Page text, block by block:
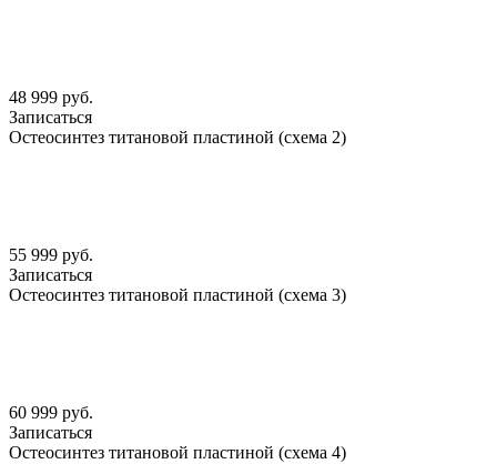
48 999 руб.
Записаться
Остеосинтез титановой пластиной (схема 2)
55 999 руб.
Записаться
Остеосинтез титановой пластиной (схема 3)
60 999 руб.
Записаться
Остеосинтез титановой пластиной (схема 4)